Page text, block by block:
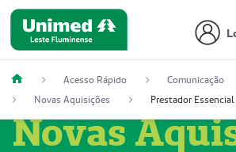
Acesso Rápido
Comunicação
Novas Aquisições
Novas